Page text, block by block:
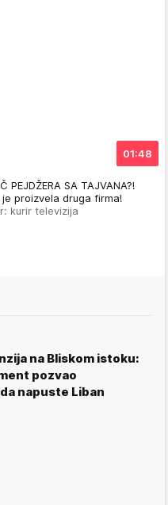
01:48
PEJDŽERA SA TAJVANA?!
proizvela druga firma!
kurir televizija
na Bliskom istoku:
pozvao
napuste Liban